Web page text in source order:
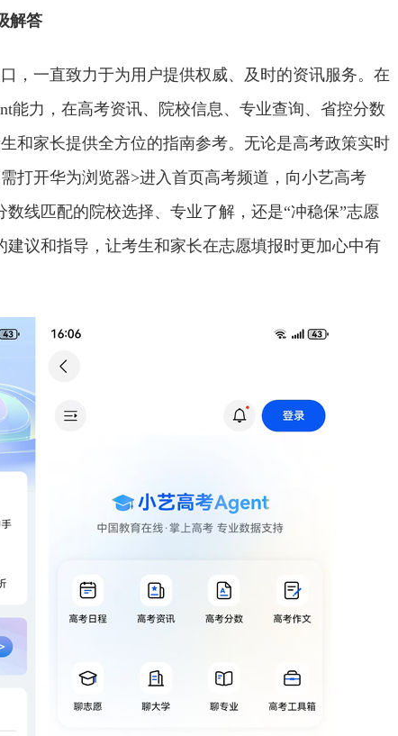
解答
，一直致力于为用户提供权威、及时的资讯服务。在
能力，在高考资讯、院校信息、专业查询、省控分数
和家长提供全方位的指南参考。无论是高考政策实时
打开华为浏览器>进入首页高考频道，向小艺高考
线匹配的院校选择、专业了解，还是“冲稳保”志愿
议和指导，让考生和家长在志愿填报时更加心中有